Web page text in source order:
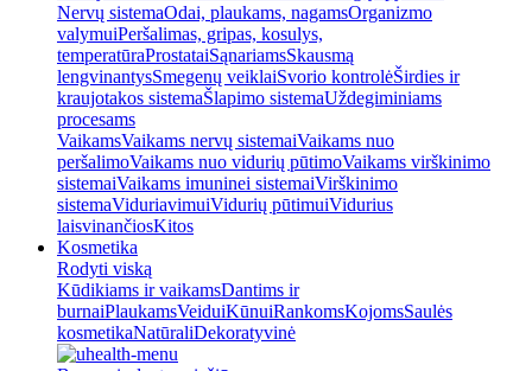
Nervų sistemaOdai, plaukams, nagamsOrganizmo
valymuiPeršalimas, gripas, kosulys,
temperatūraProstataiSąnariamsSkausmą
lengvinantysSmegenų veiklaiSvorio kontrolėŠirdies ir
kraujotakos sistemaŠlapimo sistemaUždegiminiams
procesams
VaikamsVaikams nervų sistemaiVaikams nuo
peršalimoVaikams nuo vidurių pūtimoVaikams virškinimo
sistemaiVaikams imuninei sistemaiVirškinimo
sistemaViduriavimuiVidurių pūtimuiVidurius
laisvinančiosKitos
Kosmetika
Rodyti viską
Kūdikiams ir vaikamsDantims ir
burnaiPlaukamsVeiduiKūnuiRankomsKojomsSaulės
kosmetikaNatūraliDekoratyvinė